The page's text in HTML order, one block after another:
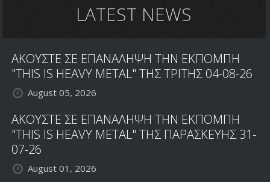
CLIFF
BURTONLATEST NEWS
ΑΚΟΥΣΤΕ ΣΕ ΕΠΑΝΑΛΗΨΗ ΤΗΝ ΕΚΠΟΜΠΗ
"THIS IS HEAVY METAL" ΤΗΣ ΤΡΙΤΗΣ 04-08-26
August 05, 2026
ΑΚΟΥΣΤΕ ΣΕ ΕΠΑΝΑΛΗΨΗ ΤΗΝ ΕΚΠΟΜΠΗ
"THIS IS HEAVY METAL" ΤΗΣ ΠΑΡΑΣΚΕΥΗΣ 31-
07-26
August 01, 2026